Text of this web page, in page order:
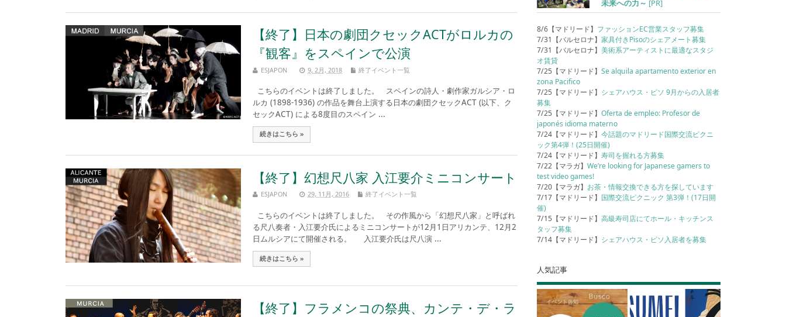
【終了】日本の劇団クセックACTがロルカの
『観客』をスペインで公演
ESJAPON 9, 2月, 2018 終了イベント一覧
こちらのイベントは終了しました。 スペインの詩人・劇作家ガルシア・ロ
ルカ (1898-1936) の作品を舞台上演する日本の劇団クセックACT (以下、ク
セックACT) による8度目のスペイン ...
続きはこちら »
【終了】幻想尺八家 入江要介ミニコンサート
ESJAPON 29, 11月, 2016 終了イベント一覧
こちらのイベントは終了しました。 その作風から「幻想尺八家」と呼ばれ
る尺八奏者・入江要介氏によるミニコンサートが12月1日アリカンテ、12月2
日ムルシアにて開催される。 入江要介氏は尺八演 ...
続きはこちら »
【終了】フラメンコの祭典、カンテ・デ・ラ
未来への力～ [PR]
8/6【マドリード】 ファッションEC営業スタッフ募集
7/31【バルセロナ】家具付きPisoのシェアメート募集
7/31【バルセロナ】美術系アーティストに最適なスタジ
オ賃貸
7/25【マドリード】Se alquila apartamento exterior en
zona Pacifico
7/25【マドリード】 シェアハウス・ピソ 9月からの入居者
募集
7/25【マドリード】Oferta de empleo: Profesor de
japonés idioma materno
7/24【マドリード】今話題のマドリード国際交流ピクニ
ック第4弾！(25日開催)
7/24【マドリード】寿司を握れる方募集
7/22【マラガ】We’re looking for Japanese gamers to
test video games!
7/20【マラガ】 お茶・情報交換できる方を探しています
7/17【マドリード】 国際交流ピクニック 第3弾！(17日開
催)
7/15【マドリード】高級寿司店にてホール・キッチンス
タッフ募集
7/14【マドリード】 シェアハウス・ピソ入居者を募集
人気記事